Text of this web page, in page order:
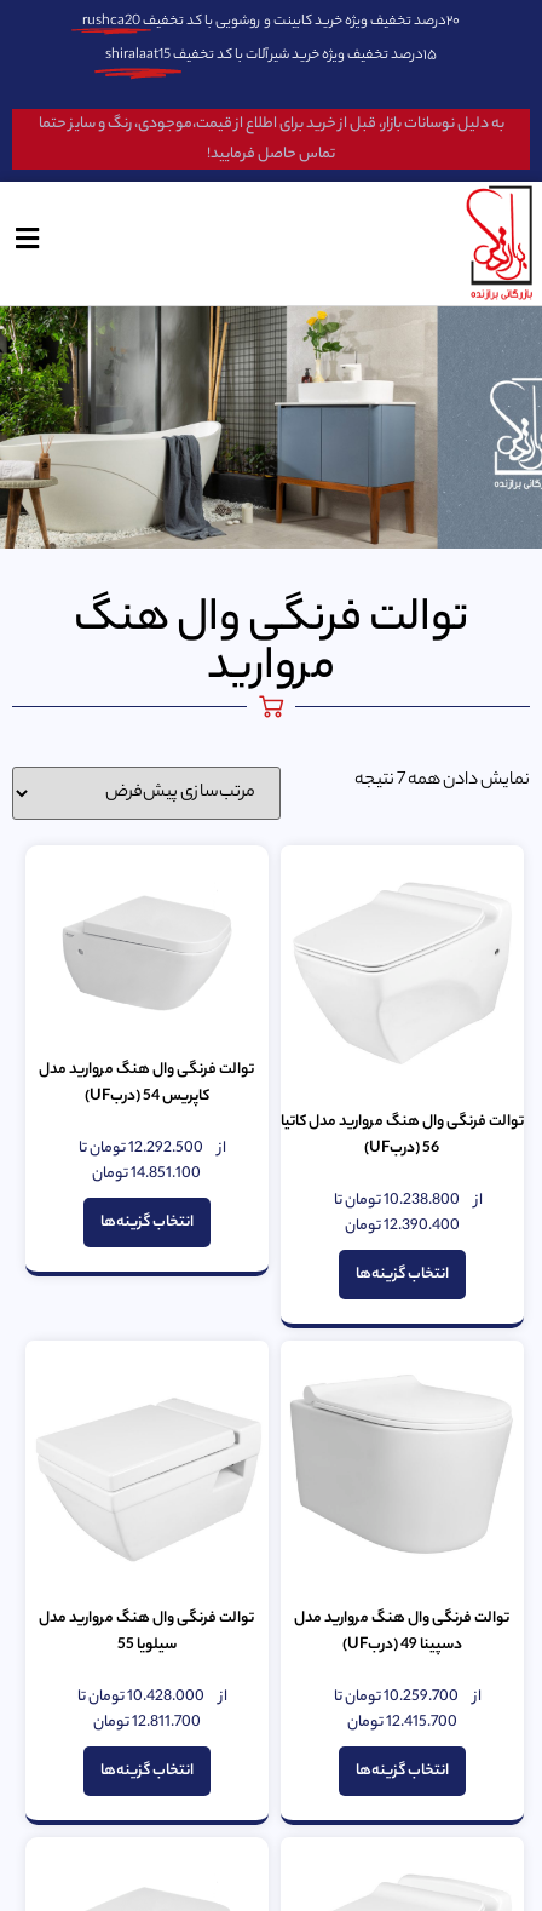
۲۰درصد تخفیف ویژه خرید کابینت و روشویی با کد تخفیف
rushca20
۱۵درصد تخفیف ویژه خرید شیرآلات با کد تخفیف
shiralaat15
به دلیل نوسانات بازار، قبل از خرید برای اطلاع از قیمت،موجودی، رنگ و سایز حتما
تماس حاصل فرمایید!
توالت فرنگی وال هنگ
مروارید
نمایش دادن همه 7 نتیجه
توالت فرنگی وال هنگ مروارید مدل کاتیا
56 (دربUF)
امتیاز
0
از 10.238.800تومانتا
12.390.400تومان
انتخاب گزینه‌ها
توالت فرنگی وال هنگ مروارید مدل
کاپریس 54 (دربUF)
امتیاز
0
از 12.292.500تومانتا
14.851.100تومان
انتخاب گزینه‌ها
توالت فرنگی وال هنگ مروارید مدل
دسپینا 49 (دربUF)
امتیاز
0
5
از 10.259.700تومانتا
12.415.700تومان
انتخاب گزینه‌ها
توالت فرنگی وال هنگ مروارید مدل
سیلویا 55
امتیاز
0
5
از 10.428.000تومانتا
12.811.700تومان
انتخاب گزینه‌ها